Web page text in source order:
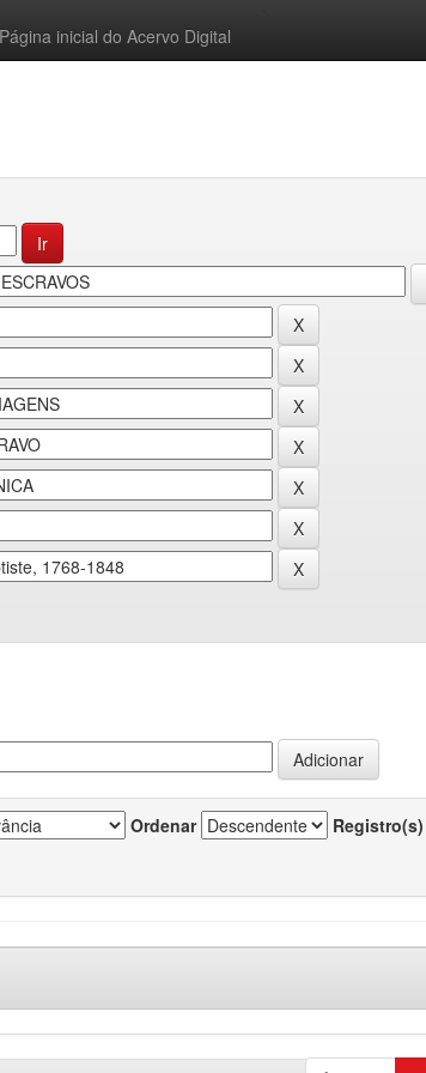
inicial do Acervo Digital
Ordenar Registro(s)